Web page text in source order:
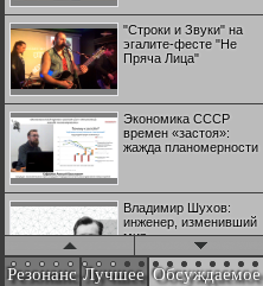
"Строки и Звуки" на
эгалите-фесте "Не
Пряча Лица"
Экономика СССР
времен «застоя»:
жажда планомерности
Владимир Шухов:
инженер, изменивший
мир
Резонанс Лучшее Обсуждаемое